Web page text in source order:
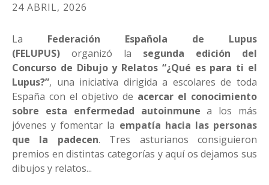
24 ABRIL, 2026
La Federación Española de Lupus
(FELUPUS) organizó la segunda edición del
Concurso de Dibujo y Relatos “¿Qué es para ti el
Lupus?”, una iniciativa dirigida a escolares de toda
España con el objetivo de acercar el conocimiento
sobre esta enfermedad autoinmune a los más
jóvenes y fomentar la empatía hacia las personas
que la padecen. Tres asturianos consiguieron
premios en distintas categorías y aquí os dejamos sus
dibujos y relatos...